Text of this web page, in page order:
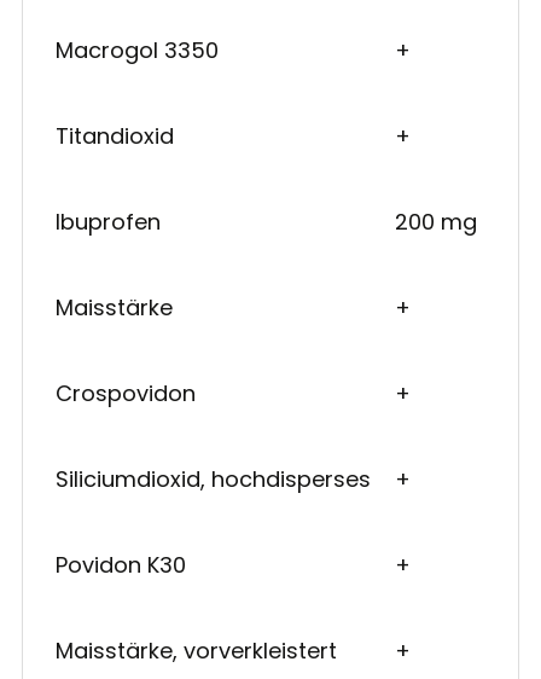
Macrogol 3350 +
Titandioxid +
Ibuprofen 200 mg
Maisstärke +
Crospovidon +
Siliciumdioxid, hochdisperses +
Povidon K30 +
Maisstärke, vorverkleistert +